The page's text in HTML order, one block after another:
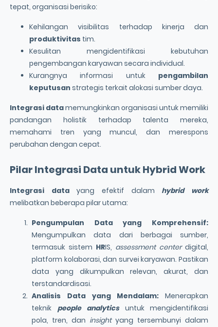
tepat, organisasi berisiko:
Kehilangan visibilitas terhadap kinerja dan
produktivitas tim.
Kesulitan mengidentifikasi kebutuhan
pengembangan karyawan secara individual.
Kurangnya informasi untuk pengambilan
keputusan strategis terkait alokasi sumber daya.
Integrasi datamemungkinkan organisasi untuk memiliki
pandangan holistik terhadap talenta mereka,
memahami tren yang muncul, dan merespons
perubahan dengan cepat.
PilarIntegrasi Data untukHybrid Work
Integrasi datayang efektif dalam hybrid work
melibatkan beberapa pilar utama:
Pengumpulan Data yang Komprehensif:
Mengumpulkan data dari berbagai sumber,
termasuk sistem HRIS, assessment centerdigital,
platform kolaborasi, dan survei karyawan. Pastikan
data yang dikumpulkan relevan, akurat, dan
terstandardisasi.
Analisis Data yang Mendalam: Menerapkan
teknik people analyticsuntuk mengidentifikasi
pola, tren, dan insightyang tersembunyi dalam